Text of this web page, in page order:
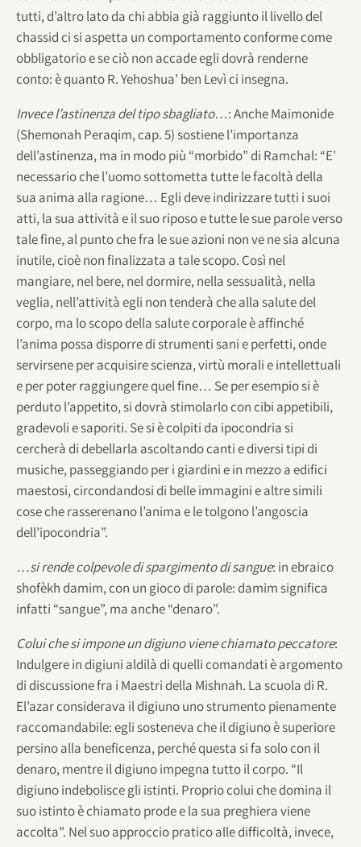
tutti, d’altro lato da chi abbia già raggiunto il livello del
chassid ci si aspetta un comportamento conforme come
obbligatorio e se ciò non accade egli dovrà renderne
conto: è quanto R. Yehoshua’ ben Levì ci insegna.
Invece l’astinenza del tipo sbagliato…: Anche Maimonide
(Shemonah Peraqim, cap. 5) sostiene l’importanza
dell’astinenza, ma in modo più “morbido” di Ramchal: “E’
necessario che l’uomo sottometta tutte le facoltà della
sua anima alla ragione… Egli deve indirizzare tutti i suoi
atti, la sua attività e il suo riposo e tutte le sue parole verso
tale fine, al punto che fra le sue azioni non ve ne sia alcuna
inutile, cioè non finalizzata a tale scopo. Così nel
mangiare, nel bere, nel dormire, nella sessualità, nella
veglia, nell’attività egli non tenderà che alla salute del
corpo, ma lo scopo della salute corporale è affinché
l’anima possa disporre di strumenti sani e perfetti, onde
servirsene per acquisire scienza, virtù morali e intellettuali
e per poter raggiungere quel fine… Se per esempio si è
perduto l’appetito, si dovrà stimolarlo con cibi appetibili,
gradevoli e saporiti. Se si è colpiti da ipocondria si
cercherà di debellarla ascoltando canti e diversi tipi di
musiche, passeggiando per i giardini e in mezzo a edifici
maestosi, circondandosi di belle immagini e altre simili
cose che rasserenano l’anima e le tolgono l’angoscia
dell’ipocondria”.
…si rende colpevole di spargimento di sangue: in ebraico
shofèkh damim, con un gioco di parole: damim significa
infatti “sangue”, ma anche “denaro”.
Colui che si impone un digiuno viene chiamato peccatore:
Indulgere in digiuni aldilà di quelli comandati è argomento
di discussione fra i Maestri della Mishnah. La scuola di R.
El’azar considerava il digiuno uno strumento pienamente
raccomandabile: egli sosteneva che il digiuno è superiore
persino alla beneficenza, perché questa si fa solo con il
denaro, mentre il digiuno impegna tutto il corpo. “Il
digiuno indebolisce gli istinti. Proprio colui che domina il
suo istinto è chiamato prode e la sua preghiera viene
accolta”. Nel suo approccio pratico alle difficoltà, invece,